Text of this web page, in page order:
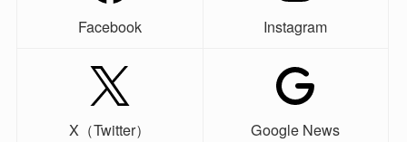
Facebook Instagram
X（Twitter） Google News